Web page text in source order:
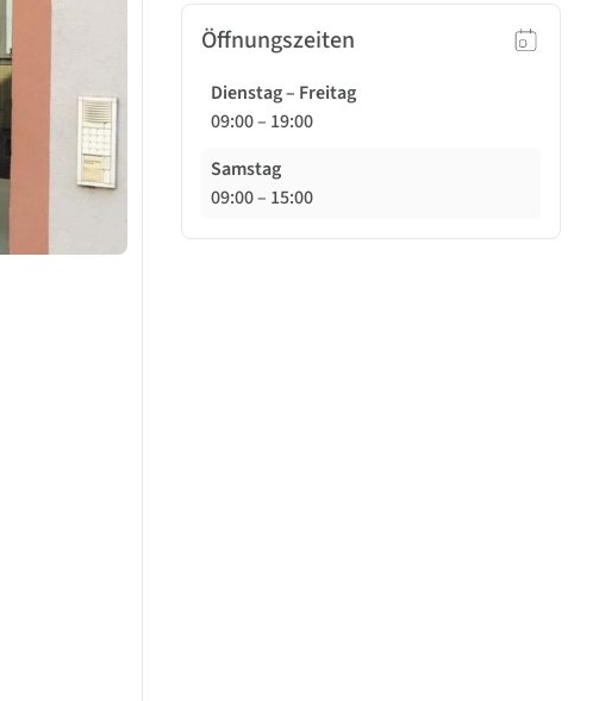
Öffnungszeiten
Dienstag – Freitag
09:00– 19:00
Samstag
09:00– 15:00